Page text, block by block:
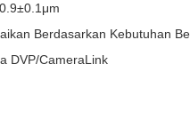
Berdasarkan Kebutuhan
DVP/CameraLink